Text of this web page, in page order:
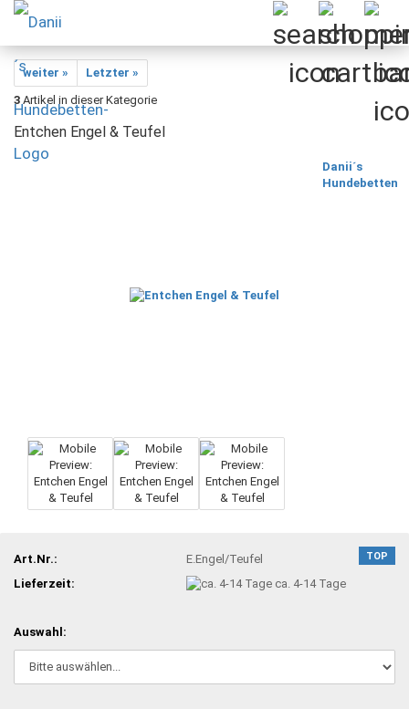
weiter »
Letzter »
3 Artikel in dieser Kategorie
Entchen Engel & Teufel
Danii´s
Hundebetten
TOP
Art.Nr.:
E.Engel/Teufel
Lieferzeit:
ca. 4-14 Tage
Auswahl: